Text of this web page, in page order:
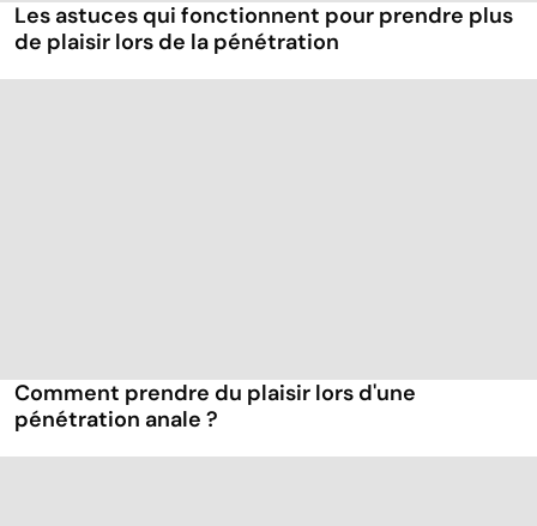
Les astuces qui fonctionnent pour prendre plus
de plaisir lors de la pénétration
Comment prendre du plaisir lors d'une
pénétration anale ?